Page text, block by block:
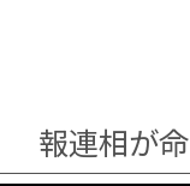
報連相が命